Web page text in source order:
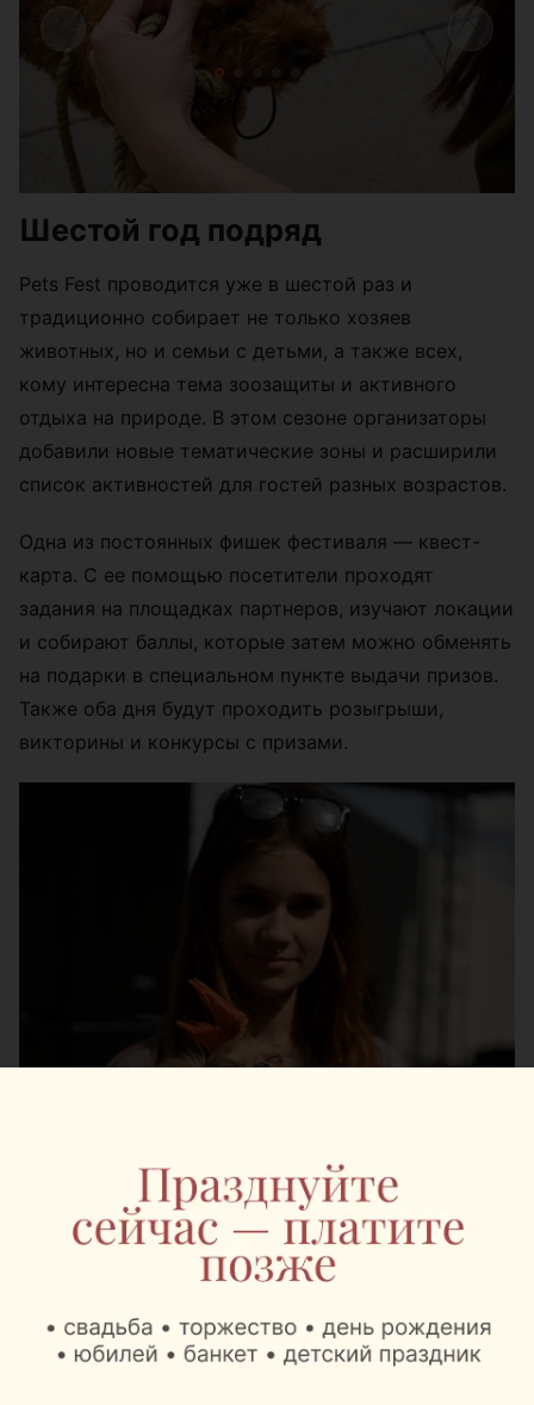
Шестой год подряд
Pets Fest проводится уже в шестой раз и
традиционно собирает не только хозяев
животных, но и семьи с детьми, а также всех,
кому интересна тема зоозащиты и активного
отдыха на природе. В этом сезоне организаторы
добавили новые тематические зоны и расширили
список активностей для гостей разных возрастов.
Одна из постоянных фишек фестиваля — квест-
карта. С ее помощью посетители проходят
задания на площадках партнеров, изучают локации
и собирают баллы, которые затем можно обменять
на подарки в специальном пункте выдачи призов.
Также оба дня будут проходить розыгрыши,
викторины и конкурсы с призами.